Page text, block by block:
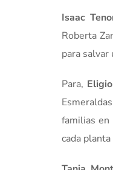
Isaac
Roberta
para
Para,
familias en
cada